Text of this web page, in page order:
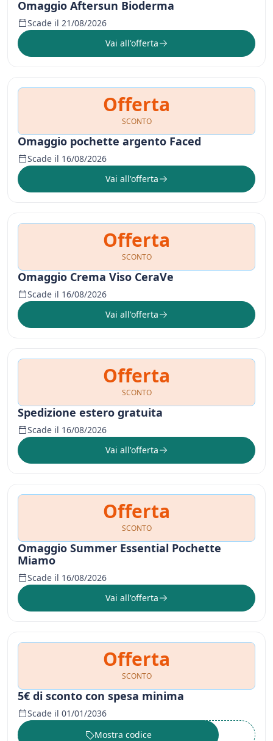
Omaggio Aftersun Bioderma
Scade il 21/08/2026
Vai all'offerta
Offerta
SCONTO
Omaggio pochette argento Faced
Scade il 16/08/2026
Vai all'offerta
Offerta
SCONTO
Omaggio Crema Viso CeraVe
Scade il 16/08/2026
Vai all'offerta
Offerta
SCONTO
Spedizione estero gratuita
Scade il 16/08/2026
Vai all'offerta
Offerta
SCONTO
Omaggio Summer Essential Pochette
Miamo
Scade il 16/08/2026
Vai all'offerta
Offerta
SCONTO
5€ di sconto con spesa minima
Scade il 01/01/2036
••••••
Mostra codice